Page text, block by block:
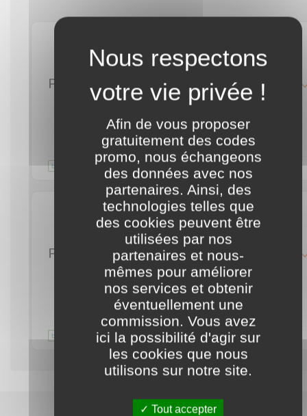
Profitez d'une réduction sur votre commande Chromeburner grâce à cette astuce détails
J'en profite
Validité illimitée commentaire
livraison gratuite
J'en profite
Validité illimitée commentaire
Afin de vous proposer
gratuitement des codes
promo, nous échangeons
des données avec nos
partenaires. Ainsi, des
technologies telles que
des cookies peuvent être
utilisées par nos
partenaires et nous-
mêmes pour améliorer
nos services et obtenir
éventuellement une
commission. Vous avez
ici la possibilité d'agir sur
les cookies que nous
utilisons sur notre site.
Tout accepter